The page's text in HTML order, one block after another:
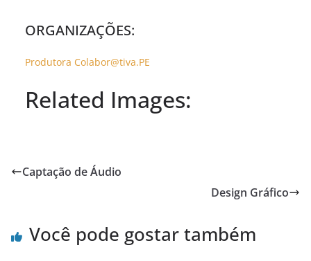
ORGANIZAÇÕES:
Produtora Colabor@tiva.PE
Related Images:
Captação de Áudio
Design Gráfico
Você pode gostar também